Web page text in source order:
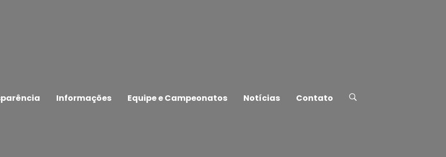
Informações Equipe e Campeonatos Notícias Contato